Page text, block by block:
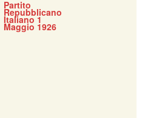
Partito
Repubblicano
Italiano 1
Maggio 1926